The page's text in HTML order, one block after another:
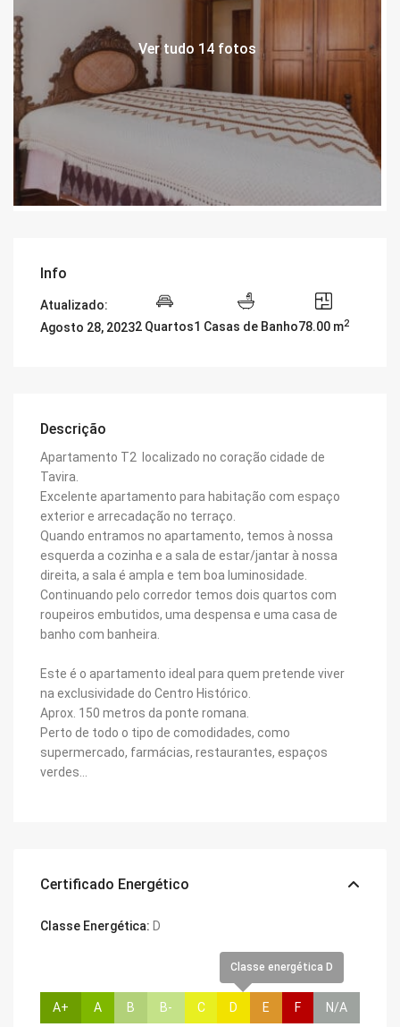
Ver tudo 14 fotos
Info
Atualizado:
Agosto 28, 20232 Quartos1 Casas de Banho78.00 m2
Descrição
Apartamento T2 localizado no coração cidade de
Tavira.
Excelente apartamento para habitação com espaço
exterior e arrecadação no terraço.
Quando entramos no apartamento, temos à nossa
esquerda a cozinha e a sala de estar/jantar à nossa
direita, a sala é ampla e tem boa luminosidade.
Continuando pelo corredor temos dois quartos com
roupeiros embutidos, uma despensa e uma casa de
banho com banheira.
Este é o apartamento ideal para quem pretende viver
na exclusividade do Centro Histórico.
Aprox. 150 metros da ponte romana.
Perto de todo o tipo de comodidades, como
supermercado, farmácias, restaurantes, espaços
verdes…
Certificado Energético
Classe Energética: D
A+ A B B- C
Classe energética D
D E F N/A